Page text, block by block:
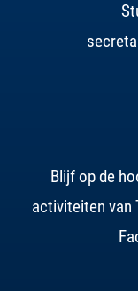
Blijf op de
activiteiten van